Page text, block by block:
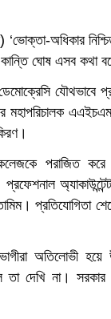
অধিকার
কান্তি ঘোষ এসব কথা
যৌথভাবে
পরাজিত করে
প্রতিযোগিতা
অতিলোভী হয়ে
দেখি না। সরকার